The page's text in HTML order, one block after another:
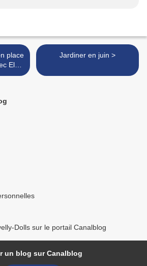
Elo
Jardiner en juin >
Dolls sur le portail Canalblog
un blog sur Canalblog